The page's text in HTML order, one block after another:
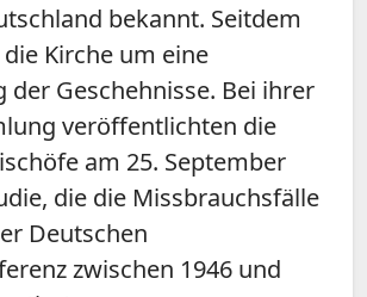
bekannt. Seitdem
Kirche um eine
der Geschehnisse. Bei ihrer
veröffentlichten die
am 25. September
die die Missbrauchsfälle
Deutschen
zwischen 1946 und